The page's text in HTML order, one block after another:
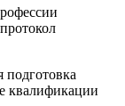
подготовка
квалификации